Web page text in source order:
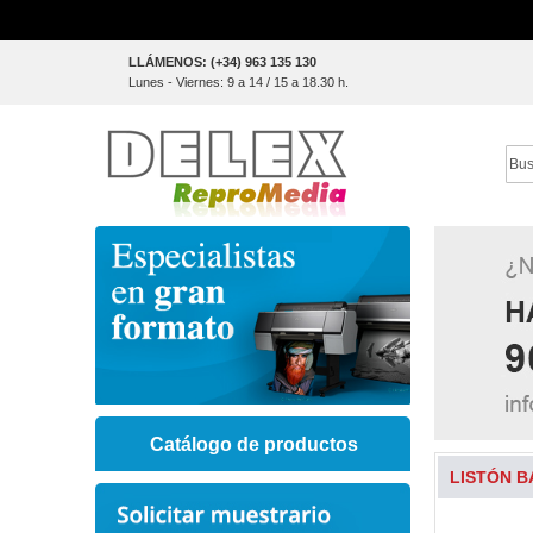
LLÁMENOS: (+34) 963 135 130
Lunes - Viernes: 9 a 14 / 15 a 18.30 h.
LISTÓN
Catálogo de productos